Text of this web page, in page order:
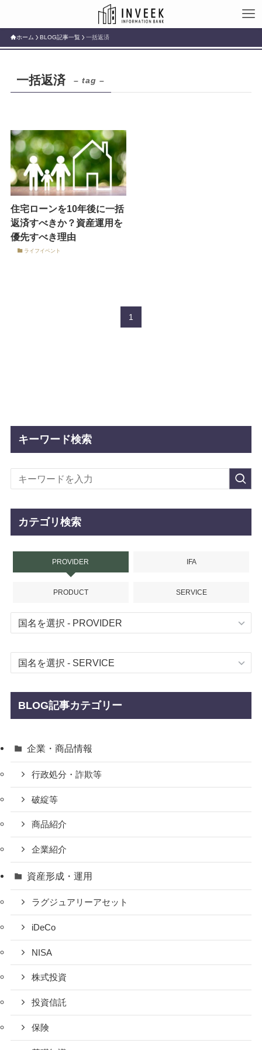
ホーム BLOG記事一覧 一括返済
一括返済 – tag –
住宅ローンを10年後に一括
返済すべきか？資産運用を
優先すべき理由
ライフイベント
1
キーワード検索
カテゴリ検索
PROVIDER IFA
PRODUCT SERVICE
BLOG記事カテゴリー
企業・商品情報
行政処分・詐欺等
破綻等
商品紹介
企業紹介
資産形成・運用
ラグジュアリーアセット
iDeCo
NISA
株式投資
投資信託
保険